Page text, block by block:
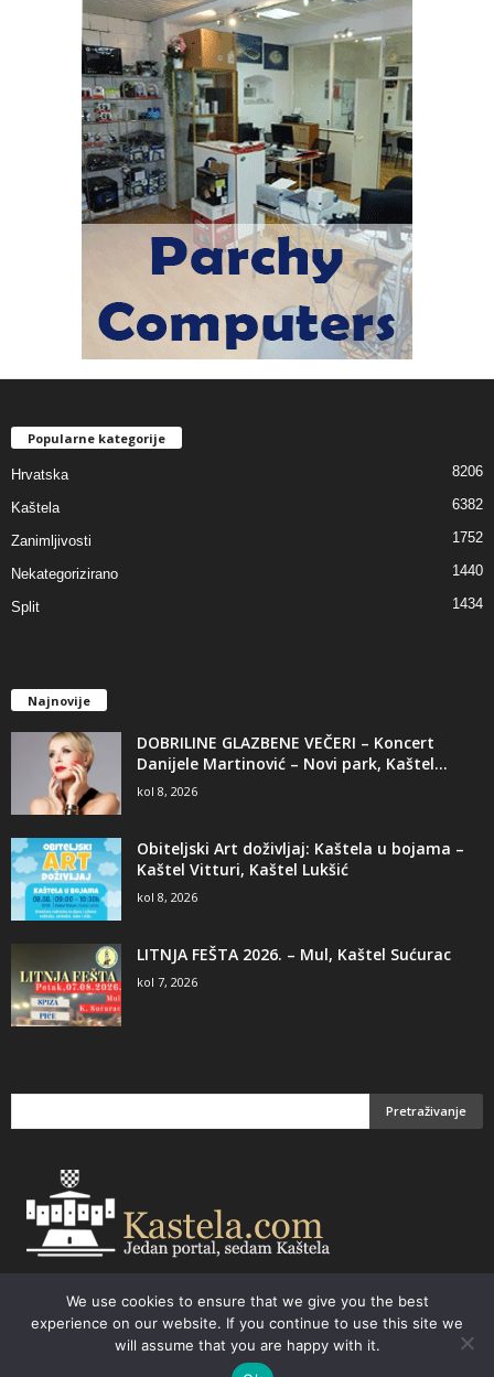
Popularne kategorije
Hrvatska 8206
Kaštela 6382
Zanimljivosti 1752
Nekategorizirano 1440
Split 1434
Najnovije
DOBRILINE GLAZBENE VEČERI – Koncert
Danijele Martinović – Novi park, Kaštel...
kol 8, 2026
Obiteljski Art doživljaj: Kaštela u bojama –
Kaštel Vitturi, Kaštel Lukšić
kol 8, 2026
LITNJA FEŠTA 2026. – Mul, Kaštel Sućurac
kol 7, 2026
kastela@kastela.com Tel: +385 21 232-437 Izrada web stranica,
prodaja informatičke opreme. Vaš izbor –
Parchy Computers
We use cookies to ensure that we give you the best
experience on our website. If you continue to use this site we
will assume that you are happy with it.